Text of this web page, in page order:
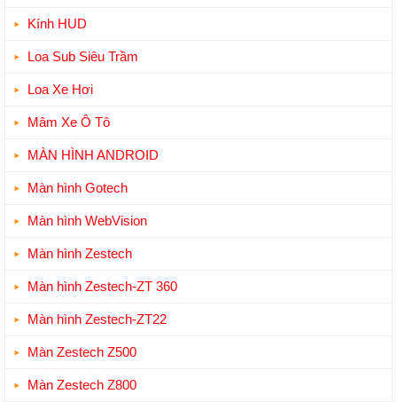
Kính HUD
Loa Sub Siêu Trầm
Loa Xe Hơi
Mâm Xe Ô Tô
MÀN HÌNH ANDROID
Màn hình Gotech
Màn hình WebVision
Màn hình Zestech
Màn hình Zestech-ZT 360
Màn hình Zestech-ZT22
Màn Zestech Z500
Màn Zestech Z800